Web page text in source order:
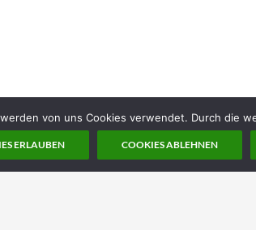
von uns Cookies verwendet. Durch die
ERLAUBEN COOKIES ABLEHNEN